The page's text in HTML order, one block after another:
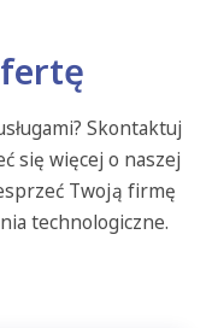
Skontaktuj
się więcej o naszej
Twoją firmę
technologiczne.